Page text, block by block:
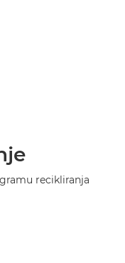
recikliranja